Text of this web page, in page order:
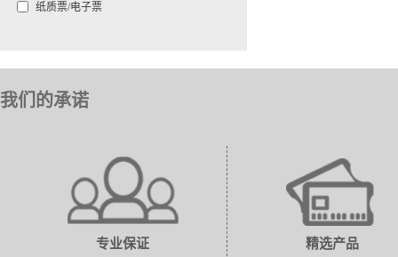
纸质票/电子票
我们的承诺
专业保证 精选产品